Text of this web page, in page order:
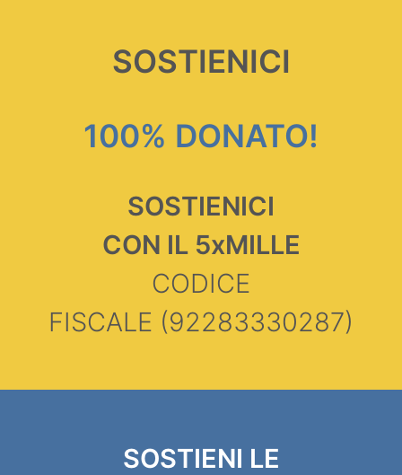
SOSTIENICI
100% DONATO!
SOSTIENICI
CON IL 5xMILLE
CODICE
FISCALE (92283330287)
SOSTIENI LE